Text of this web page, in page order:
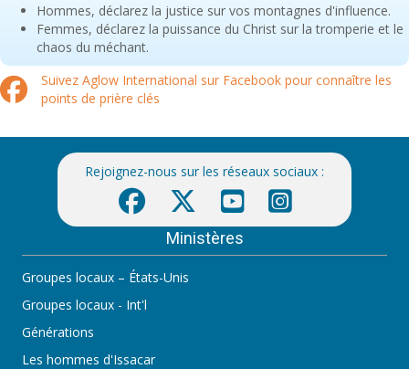
Hommes, déclarez la justice sur vos montagnes d'influence.
Femmes, déclarez la puissance du Christ sur la tromperie et le
chaos du méchant.
Suivez Aglow International sur Facebook pour connaître les
points de prière clés
Rejoignez-nous sur les réseaux sociaux :
Ministères
Groupes locaux – États-Unis
Groupes locaux - Int'l
Générations
Les hommes d'Issacar